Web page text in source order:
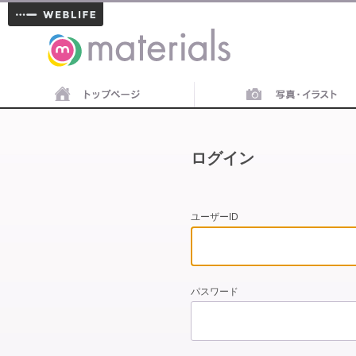
materials
ログイン
ユーザーID
パスワード